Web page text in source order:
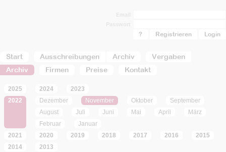
Start Ausschreibungen Archiv
Vergaben
Archiv
Firmen Preise Kontakt
? Registrieren
2025 2024
2023
2022
Dezember November Oktober
September
August
Juli Juni Mai April
März
Februar
Januar
2021
2020 2019 2018 2017 2016
2015
2014
2013